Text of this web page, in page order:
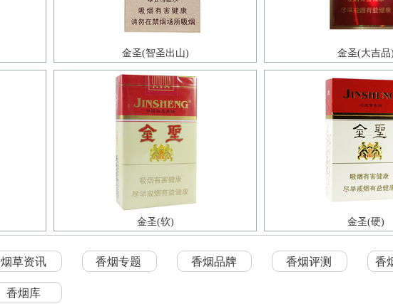
金圣(智圣出山) 金圣(大吉品
金圣(软) 金圣(硬)
烟草资讯 香烟专题 香烟品牌 香烟评测 香
香烟库